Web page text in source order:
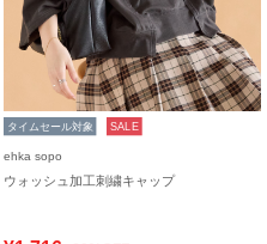
タイムセール対象 SALE
ehka sopo
ウォッシュ加工刺繍キャップ